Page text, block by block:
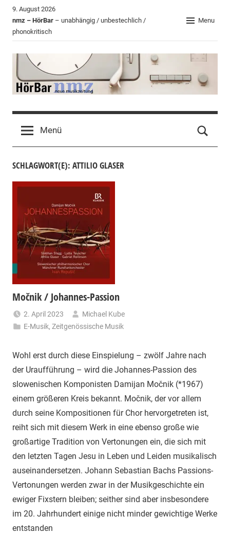
Zum
Inhalt
springen
9. August 2026
nmz – HörBar – unabhängig / unbestechlich /
phonokritisch
Menu
HörBar
der
nmz
Menü
SCHLAGWORT(E): ATTILIO GLASER
Močnik / Johannes-Passion
2. April 2023
Michael Kube
E-Musik,Zeitgenössische Musik
Wohl erst durch diese Einspielung – zwölf Jahre nach
der Uraufführung – wird die Johannes-Passion des
slowenischen Komponisten Damijan Močnik (*1967)
einem größeren Kreis bekannt. Močnik, der vor allem
durch seine Kompositionen für Chor hervorgetreten ist,
reiht sich mit diesem Werk in eine ebenso große wie
großartige Tradition von Vertonungen ein, die sich mit
den letzten Tagen Jesu in Leben und Leiden musikalisch
auseinandersetzen. Johann Sebastian Bachs Passions-
Vertonungen werden zwar in der Musikgeschichte ein
ewiger Fixstern bleiben; seither sind aber insbesondere
im 20. Jahrhundert einige nicht minder gewichtige Werke
entstanden